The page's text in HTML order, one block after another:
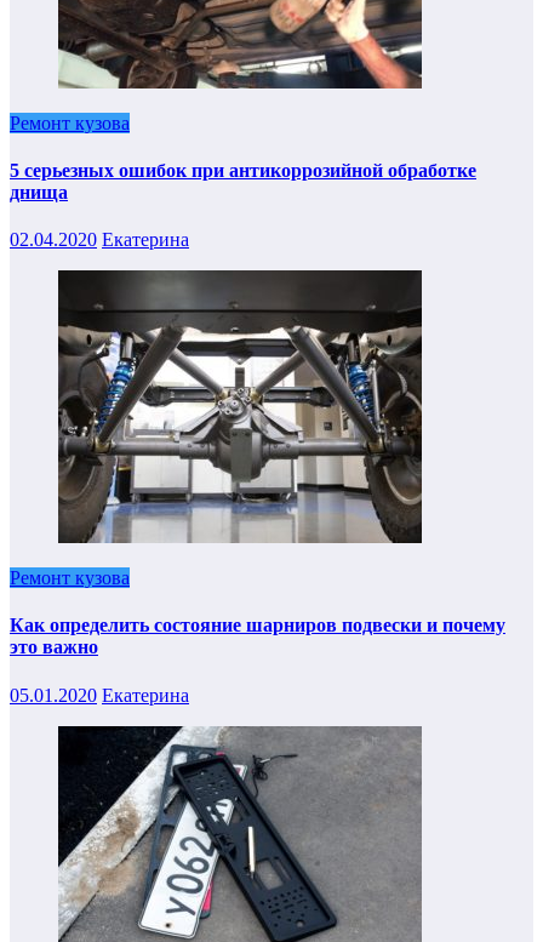
Ремонт кузова
5 серьезных ошибок при антикоррозийной обработке
днища
02.04.2020 Екатерина
Ремонт кузова
Как определить состояние шарниров подвески и почему
это важно
05.01.2020 Екатерина